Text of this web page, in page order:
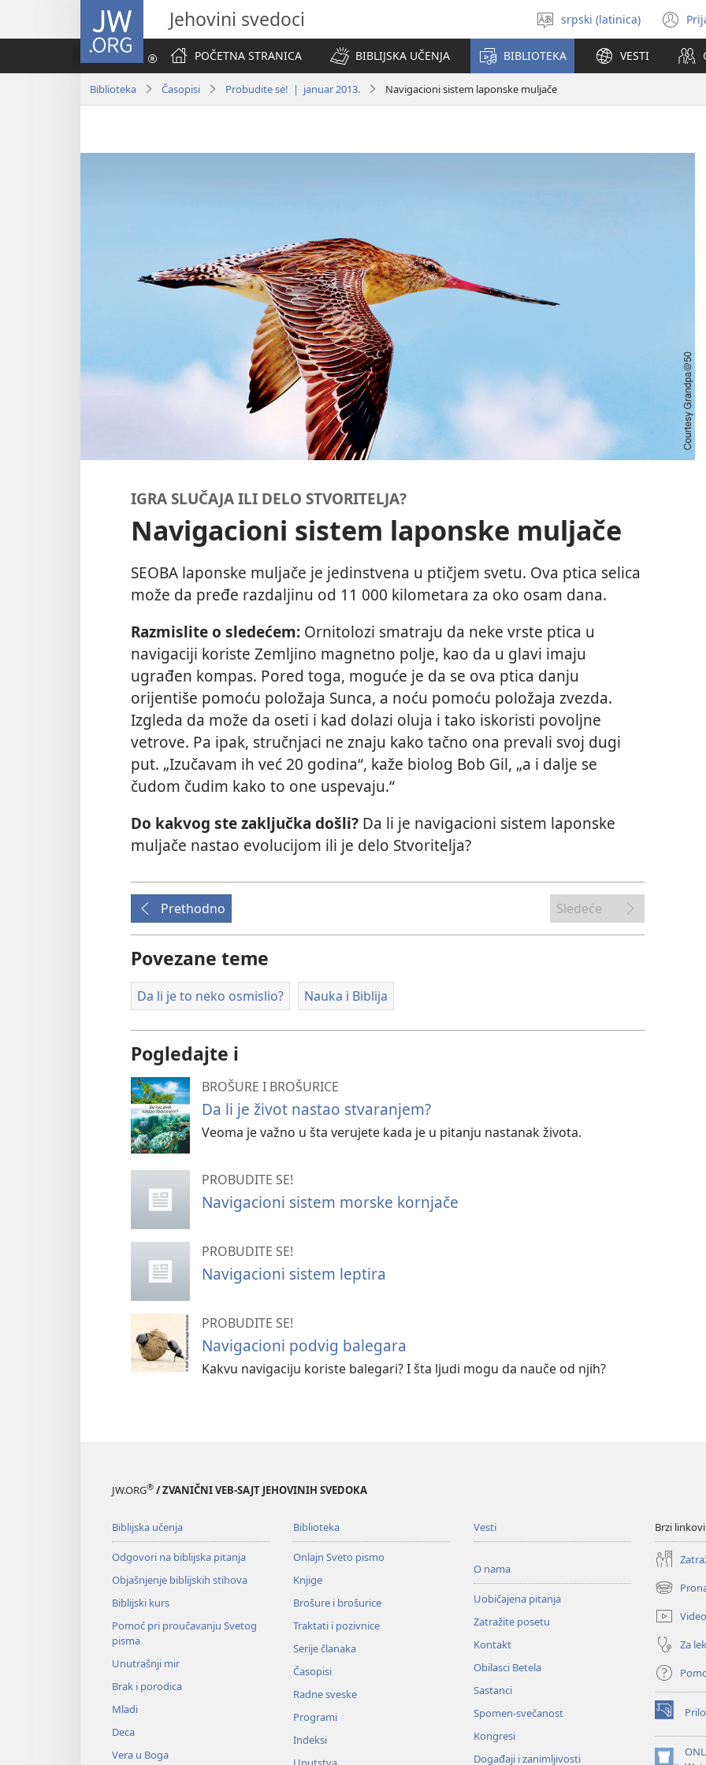
JW.ORG Jehovini svedoci
Izaberi
jezik
srpski (latinica)
POČETNA STRANICA
BIBLIJSKA UČENJA BIBLIOTEKA VESTI
Biblioteka Časopisi Probudite se! | januar 2013. Navigacioni sistem laponske muljače
IGRA SLUČAJA ILI DELO STVORITELJA?
Navigacioni sistem laponske muljače
SEOBA laponske muljače je jedinstvena u ptičjem svetu. Ova ptica selica
može da pređe razdaljinu od 11 000 kilometara za oko osam dana.
Razmislite o sledećem: Ornitolozi smatraju da neke vrste ptica u
navigaciji koriste Zemljino magnetno polje, kao da u glavi imaju
ugrađen kompas. Pored toga, moguće je da se ova ptica danju
orijentiše pomoću položaja Sunca, a noću pomoću položaja zvezda.
Izgleda da može da oseti i kad dolazi oluja i tako iskoristi povoljne
vetrove. Pa ipak, stručnjaci ne znaju kako tačno ona prevali svoj dugi
put. „Izučavam ih već 20 godina“, kaže biolog Bob Gil, „a i dalje se
čudom čudim kako to one uspevaju.“
Do kakvog ste zaključka došli? Da li je navigacioni sistem laponske
muljače nastao evolucijom ili je delo Stvoritelja?
Prethodno Sledeće
Povezane teme
Da li je to neko osmislio? Nauka i Biblija
Pogledajte i
BROŠURE I BROŠURICE
Da li je život nastao stvaranjem?
Veoma je važno u šta verujete kada je u pitanju nastanak života.
PROBUDITE SE!
Navigacioni sistem morske kornjače
PROBUDITE SE!
Navigacioni sistem leptira
PROBUDITE SE!
Navigacioni podvig balegara
Kakvu navigaciju koriste balegari? I šta ljudi mogu da nauče od njih?
JW.ORG® / ZVANIČNI VEB-SAJT JEHOVINIH SVEDOKA
Biblijska učenja
Odgovori na biblijska pitanja
Objašnjenje biblijskih stihova
Biblijski kurs
Pomoć pri proučavanju Svetog
pisma
Unutrašnji mir
Brak i porodica
Mladi
Deca
Vera u Boga
Biblioteka
Onlajn Sveto pismo
Knjige
Brošure i brošurice
Traktati i pozivnice
Serije članaka
Časopisi
Radne sveske
Programi
Indeksi
Vesti
O nama
Uobičajena pitanja
Zatražite posetu
Kontakt
Obilasci Betela
Sastanci
Spomen-svečanost
Kongresi
Događaji i zanimljivosti
Brzi linkovi
(otvara
novi
prozor)
Za
(otvara
novi
prozor)